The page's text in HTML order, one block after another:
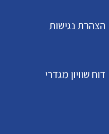
הצהרת נגישות
דוח שוויון מגדרי